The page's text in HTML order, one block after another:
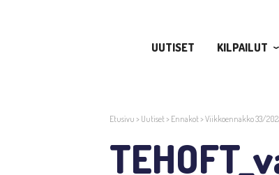
UUTISET
KILPAILUT
Etusivu > Uutiset> Ennakot>Viikkoennakko 33/